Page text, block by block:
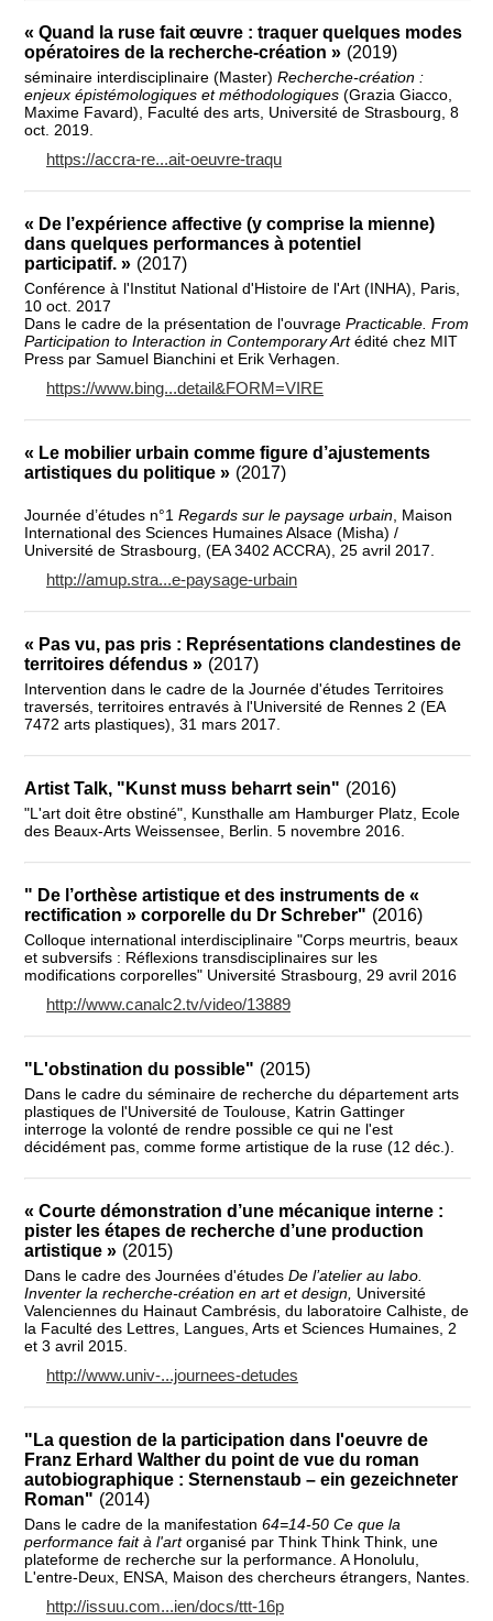
« Quand la ruse fait œuvre : traquer quelques modes
opératoires de la recherche-création » (2019)
séminaire interdisciplinaire (Master) Recherche-création :
enjeux épistémologiques et méthodologiques (Grazia Giacco,
Maxime Favard), Faculté des arts, Université de Strasbourg, 8
oct. 2019.
https://accra-re...ait-oeuvre-traqu
« De l’expérience affective (y comprise la mienne)
dans quelques performances à potentiel
participatif. » (2017)
Conférence à l'Institut National d'Histoire de l'Art (INHA), Paris,
10 oct. 2017
Dans le cadre de la présentation de l'ouvrage Practicable. From
Participation to Interaction in Contemporary Artédité chez MIT
Press par Samuel Bianchini et Erik Verhagen.
https://www.bing...detail&FORM=VIRE
« Le mobilier urbain comme figure d’ajustements
artistiques du politique » (2017)
Journée d’études n°1 Regards sur le paysage urbain , Maison
International des Sciences Humaines Alsace (Misha) /
Université de Strasbourg, (EA 3402 ACCRA), 25 avril 2017.
http://amup.stra...e-paysage-urbain
« Pas vu, pas pris : Représentations clandestines de
territoires défendus » (2017)
Intervention dans le cadre de la Journée d'études Territoires
traversés, territoires entravés à l'Université de Rennes 2 (EA
7472 arts plastiques), 31 mars 2017.
Artist Talk, "Kunst muss beharrt sein" (2016)
"L'art doit être obstiné", Kunsthalle am Hamburger Platz, Ecole
des Beaux-Arts Weissensee, Berlin. 5 novembre 2016.
" De l’orthèse artistique et des instruments de «
rectification » corporelle du Dr Schreber" (2016)
Colloque international interdisciplinaire "Corps meurtris, beaux
et subversifs : Réflexions transdisciplinaires sur les
modifications corporelles" Université Strasbourg, 29 avril 2016
http://www.canalc2.tv/video/13889
"L'obstination du possible" (2015)
Dans le cadre du séminaire de recherche du département arts
plastiques de l'Université de Toulouse, Katrin Gattinger
interroge la volonté de rendre possible ce qui ne l'est
décidément pas, comme forme artistique de la ruse (12 déc.).
« Courte démonstration d’une mécanique interne :
pister les étapes de recherche d’une production
artistique » (2015)
Dans le cadre des Journées d'études De l’atelier au labo.
Inventer la recherche-création en art et design, Université
Valenciennes du Hainaut Cambrésis, du laboratoire Calhiste, de
la Faculté des Lettres, Langues, Arts et Sciences Humaines, 2
et 3 avril 2015.
http://www.univ-...journees-detudes
"La question de la participation dans l'oeuvre de
Franz Erhard Walther du point de vue du roman
autobiographique : Sternenstaub – ein gezeichneter
Roman" (2014)
Dans le cadre de la manifestation 64=14-50 Ce que la
performance fait à l'artorganisé par Think Think Think, une
plateforme de recherche sur la performance. A Honolulu,
L'entre-Deux, ENSA, Maison des chercheurs étrangers, Nantes.
http://issuu.com...ien/docs/ttt-16p